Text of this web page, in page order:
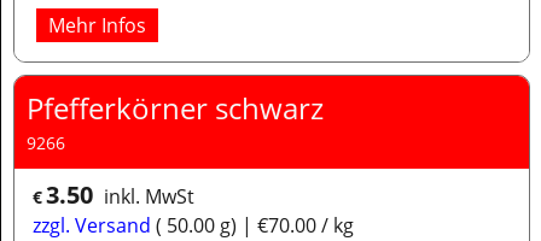
Mehr Infos
Pfefferkörner schwarz
9266
€3.50 inkl. MwSt
zzgl. Versand
50.00 g €70.00/ kg